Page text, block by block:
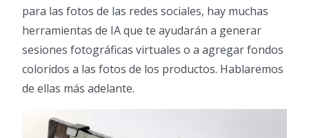
para las fotos de las redes sociales, hay muchas
herramientas de IA que te ayudarán a generar
sesiones fotográficas virtuales o a agregar fondos
coloridos a las fotos de los productos. Hablaremos
de ellas más adelante.